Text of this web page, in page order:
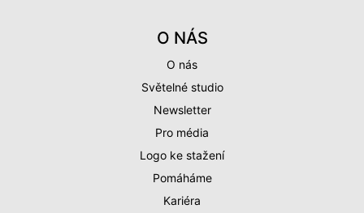
O NÁS
O nás
Světelné studio
Newsletter
Pro média
Logo ke stažení
Pomáháme
Kariéra